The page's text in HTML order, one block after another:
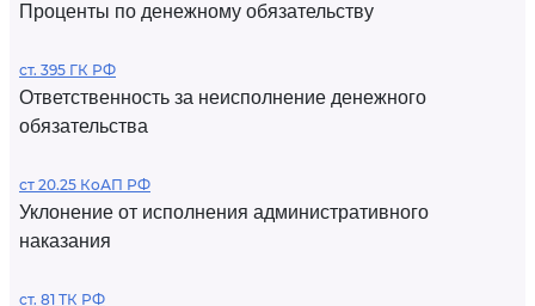
Проценты по денежному обязательству
ст. 395 ГК РФ
Ответственность за неисполнение денежного
обязательства
ст 20.25 КоАП РФ
Уклонение от исполнения административного
наказания
ст. 81 ТК РФ